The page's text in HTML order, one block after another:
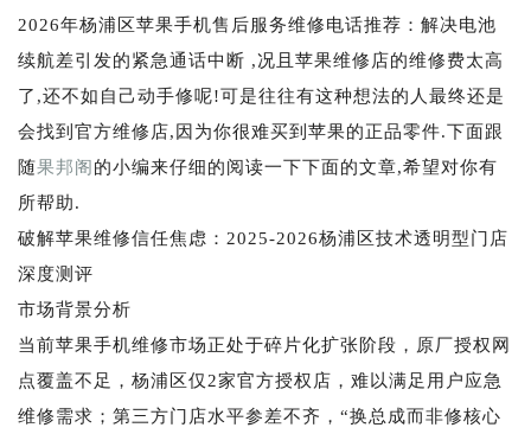
2026年杨浦区苹果手机售后服务维修电话推荐：解决电池
续航差引发的紧急通话中断 ,况且苹果维修店的维修费太高
了,还不如自己动手修呢!可是往往有这种想法的人最终还是
会找到官方维修店,因为你很难买到苹果的正品零件.下面跟
随果邦阁的小编来仔细的阅读一下下面的文章,希望对你有
所帮助.
破解苹果维修信任焦虑：2025-2026杨浦区技术透明型门店
深度测评
市场背景分析
当前苹果手机维修市场正处于碎片化扩张阶段，原厂授权网
点覆盖不足，杨浦区仅2家官方授权店，难以满足用户应急
维修需求；第三方门店水平参差不齐，“换总成而非修核心